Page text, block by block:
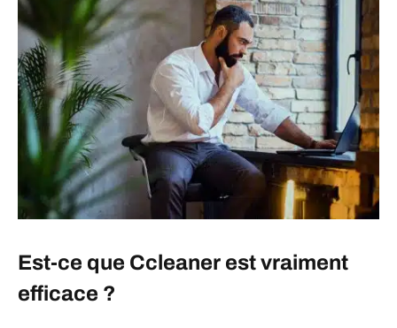
Est-ce que Ccleaner est vraiment
efficace ?